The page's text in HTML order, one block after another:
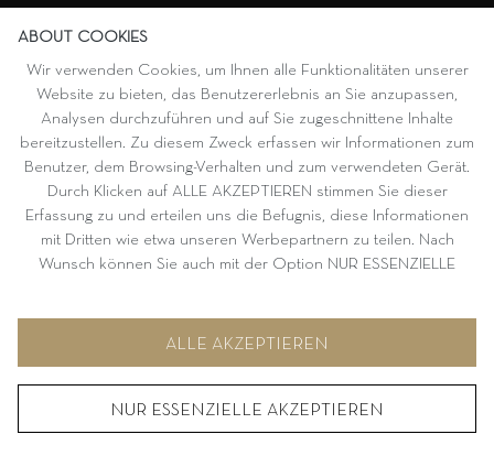
ABOUT COOKIES
Wir verwenden Cookies, um Ihnen alle Funktionalitäten unserer
Website zu bieten, das Benutzererlebnis an Sie anzupassen,
Analysen durchzuführen und auf Sie zugeschnittene Inhalte
bereitzustellen. Zu diesem Zweck erfassen wir Informationen zum
Benutzer, dem Browsing-Verhalten und zum verwendeten Gerät.
Durch Klicken auf ALLE AKZEPTIEREN stimmen Sie dieser
Erfassung zu und erteilen uns die Befugnis, diese Informationen
mit Dritten wie etwa unseren Werbepartnern zu teilen. Nach
Wunsch können Sie auch mit der Option NUR ESSENZIELLE
unter KONFIGURIEREN.
NUR ESSENZIELLE AKZEPTIEREN
ALLE AKZEPTIEREN